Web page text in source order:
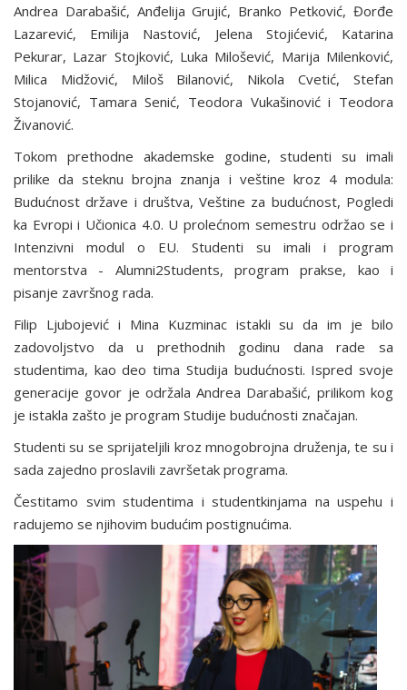
Andrea Darabašić, Anđelija Grujić, Branko Petković, Đorđe
Lazarević, Emilija Nastović, Jelena Stojićević, Katarina
Pekurar, Lazar Stojković, Luka Milošević, Marija Milenković,
Milica Midžović, Miloš Bilanović, Nikola Cvetić, Stefan
Stojanović, Tamara Senić, Teodora Vukašinović i Teodora
Živanović.
Tokom prethodne akademske godine, studenti su imali
prilike da steknu brojna znanja i veštine kroz 4 modula:
Budućnost države i društva, Veštine za budućnost, Pogledi
ka Evropi i Učionica 4.0. U prolećnom semestru održao se i
Intenzivni modul o EU. Studenti su imali i program
mentorstva - Alumni2Students, program prakse, kao i
pisanje završnog rada.
Filip Ljubojević i Mina Kuzminac istakli su da im je bilo
zadovoljstvo da u prethodnih godinu dana rade sa
studentima, kao deo tima Studija budućnosti. Ispred svoje
generacije govor je održala Andrea Darabašić, prilikom kog
je istakla zašto je program Studije budućnosti značajan.
Studenti su se sprijateljili kroz mnogobrojna druženja, te su i
sada zajedno proslavili završetak programa.
Čestitamo svim studentima i studentkinjama na uspehu i
radujemo se njihovim budućim postignućima.